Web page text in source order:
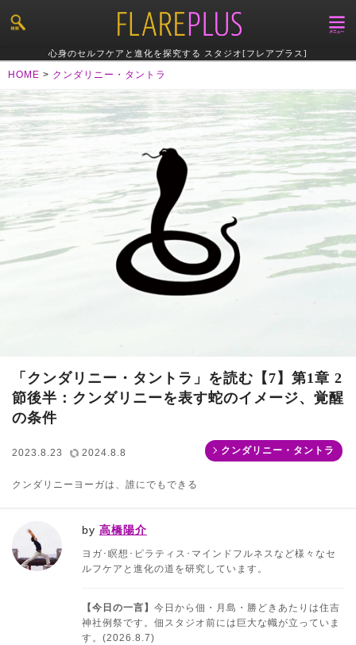
心身のセルフケアと進化を探究する スタジオ[フレアプラス]
HOME > クンダリニー・タントラ
「クンダリニー・タントラ」を読む【7】第1章 2
節後半：クンダリニーを表す蛇のイメージ、覚醒
の条件
2023.8.23 2024.8.8 クンダリニー・タントラ
クンダリニーヨーガは、誰にでもできる
by 高橋陽介
ヨガ･瞑想･ピラティス･マインドフルネスなど様々なセ
ルフケアと進化の道を研究しています。
【今日の一言】 今日から佃・月島・勝どきあたりは住吉
神社例祭です。佃スタジオ前には巨大な幟が立っていま
す。(2026.8.7)